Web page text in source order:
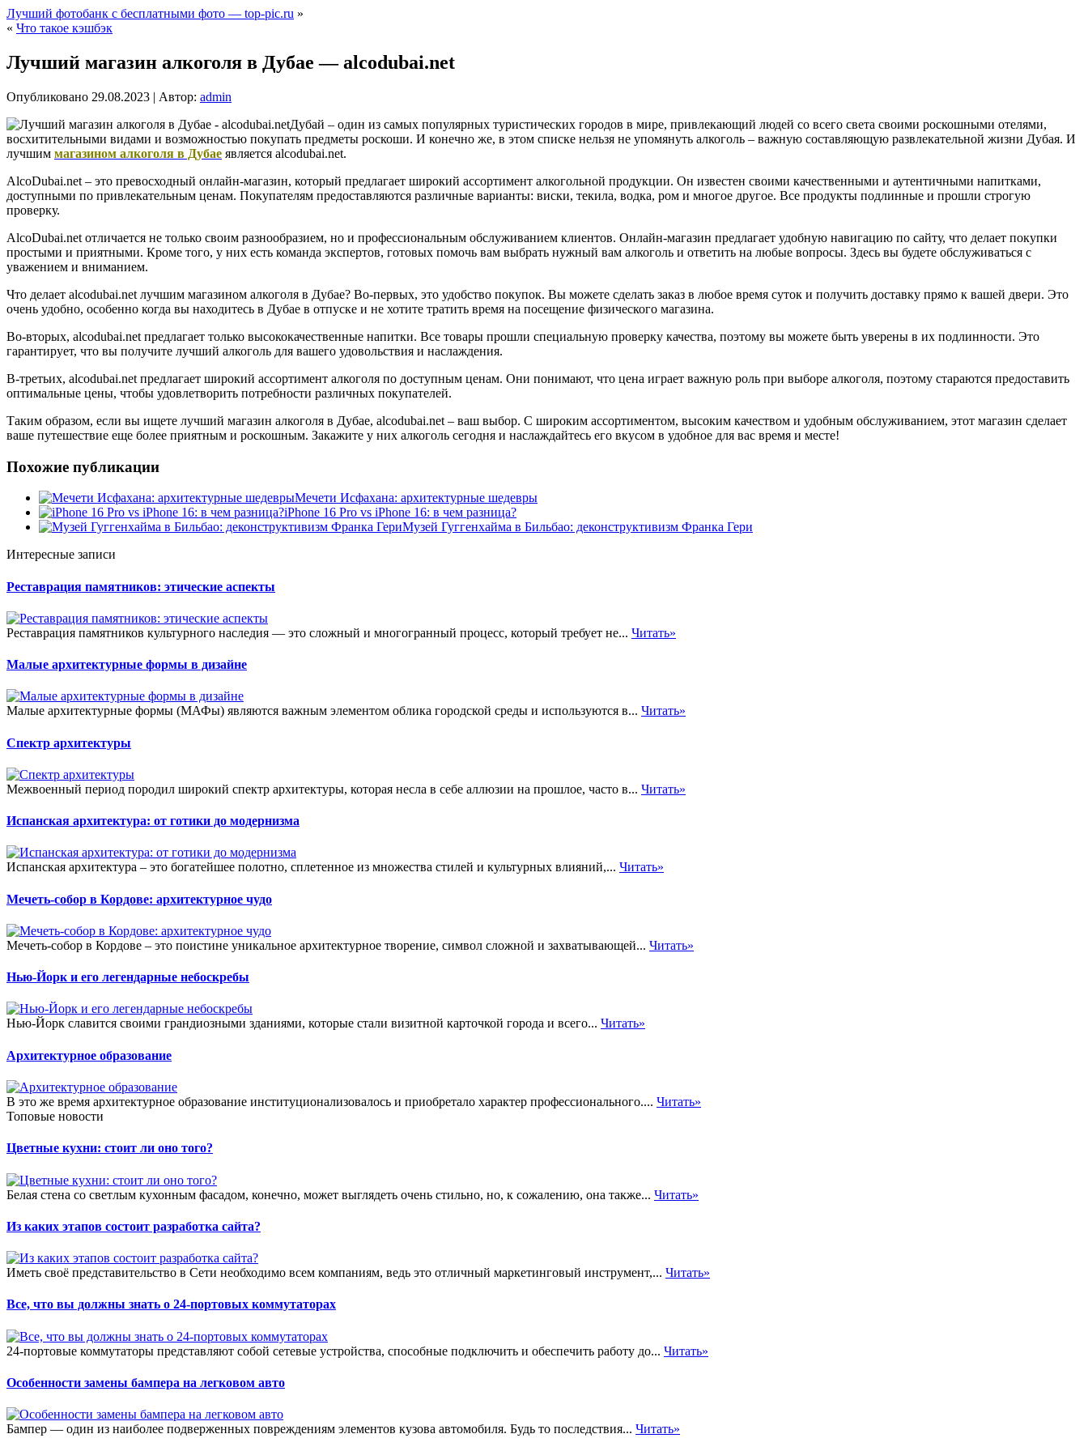
Лучший фотобанк с бесплатными фото — top-pic.ru »
« Что такое кэшбэк
Лучший магазин алкоголя в Дубае — alcodubai.net
Опубликовано 29.08.2023 | Автор: admin
Дубай – один из самых популярных туристических городов в мире, привлекающий людей со всего света своими роскошными отелями,
восхитительными видами и возможностью покупать предметы роскоши. И конечно же, в этом списке нельзя не упомянуть алкоголь – важную составляющую развлекательной жизни Дубая. И
лучшим магазином алкоголя в Дубае является alcodubai.net.
AlcoDubai.net – это превосходный онлайн-магазин, который предлагает широкий ассортимент алкогольной продукции. Он известен своими качественными и аутентичными напитками,
доступными по привлекательным ценам. Покупателям предоставляются различные варианты: виски, текила, водка, ром и многое другое. Все продукты подлинные и прошли строгую
проверку.
AlcoDubai.net отличается не только своим разнообразием, но и профессиональным обслуживанием клиентов. Онлайн-магазин предлагает удобную навигацию по сайту, что делает покупки
простыми и приятными. Кроме того, у них есть команда экспертов, готовых помочь вам выбрать нужный вам алкоголь и ответить на любые вопросы. Здесь вы будете обслуживаться с
уважением и вниманием.
Что делает alcodubai.net лучшим магазином алкоголя в Дубае? Во-первых, это удобство покупок. Вы можете сделать заказ в любое время суток и получить доставку прямо к вашей двери. Это
очень удобно, особенно когда вы находитесь в Дубае в отпуске и не хотите тратить время на посещение физического магазина.
Во-вторых, alcodubai.net предлагает только высококачественные напитки. Все товары прошли специальную проверку качества, поэтому вы можете быть уверены в их подлинности. Это
гарантирует, что вы получите лучший алкоголь для вашего удовольствия и наслаждения.
В-третьих, alcodubai.net предлагает широкий ассортимент алкоголя по доступным ценам. Они понимают, что цена играет важную роль при выборе алкоголя, поэтому стараются предоставить
оптимальные цены, чтобы удовлетворить потребности различных покупателей.
Таким образом, если вы ищете лучший магазин алкоголя в Дубае, alcodubai.net – ваш выбор. С широким ассортиментом, высоким качеством и удобным обслуживанием, этот магазин сделает
ваше путешествие еще более приятным и роскошным. Закажите у них алкоголь сегодня и наслаждайтесь его вкусом в удобное для вас время и месте!
Похожие публикации
Мечети Исфахана: архитектурные шедевры
iPhone 16 Pro vs iPhone 16: в чем разница?
Музей Гуггенхайма в Бильбао: деконструктивизм Франка Гери
Интересные записи
Реставрация памятников: этические аспекты
Реставрация памятников культурного наследия — это сложный и многогранный процесс, который требует не... Читать»
Малые архитектурные формы в дизайне
Малые архитектурные формы (МАФы) являются важным элементом облика городской среды и используются в... Читать»
Спектр архитектуры
Межвоенный период породил широкий спектр архитектуры, которая несла в себе аллюзии на прошлое, часто в... Читать»
Испанская архитектура: от готики до модернизма
Испанская архитектура – это богатейшее полотно, сплетенное из множества стилей и культурных влияний,... Читать»
Мечеть-собор в Кордове: архитектурное чудо
Мечеть-собор в Кордове – это поистине уникальное архитектурное творение, символ сложной и захватывающей... Читать»
Нью-Йорк и его легендарные небоскребы
Нью-Йорк славится своими грандиозными зданиями, которые стали визитной карточкой города и всего... Читать»
Архитектурное образование
В это же время архитектурное образование институционализовалось и приобретало характер профессионального.... Читать»
Топовые новости
Цветные кухни: стоит ли оно того?
Белая стена со светлым кухонным фасадом, конечно, может выглядеть очень стильно, но, к сожалению, она также... Читать»
Из каких этапов состоит разработка сайта?
Иметь своё представительство в Сети необходимо всем компаниям, ведь это отличный маркетинговый инструмент,... Читать»
Все, что вы должны знать о 24-портовых коммутаторах
24-портовые коммутаторы представляют собой сетевые устройства, способные подключить и обеспечить работу до... Читать»
Особенности замены бампера на легковом авто
Бампер — один из наиболее подверженных повреждениям элементов кузова автомобиля. Будь то последствия... Читать»